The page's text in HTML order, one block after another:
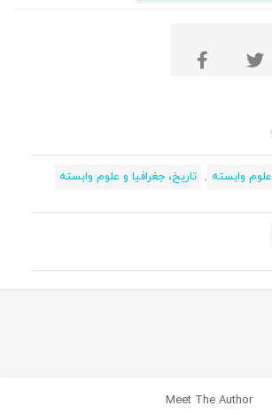
وابسته , تاریخ، جغرافیا و علوم وابسته
Meet The Author